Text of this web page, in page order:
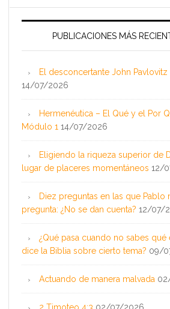
PUBLICACIONES MÁS
El desconcertante John Pavlovitz
14/07/2026
Hermenéutica – El Qué y el Por
Módulo 1 14/07/2026
Eligiendo la riqueza superior de
lugar de placeres momentáneos 12/
Diez preguntas en las que Pablo
pregunta: ¿No se dan cuenta? 12/07/
¿Qué pasa cuando no sabes qué
dice la Biblia sobre cierto tema? 09/
Actuando de manera malvada